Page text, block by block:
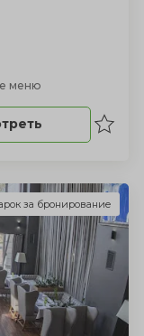
меню
за бронирование